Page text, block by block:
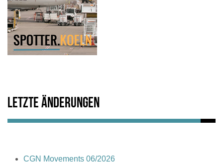
Letzte Änderungen
CGN Movements 06/2026